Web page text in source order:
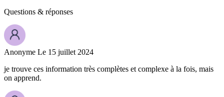
Questions & réponses
Anonyme Le 15 juillet 2024
je trouve ces information très complètes et complexe à la fois, mais
on apprend.